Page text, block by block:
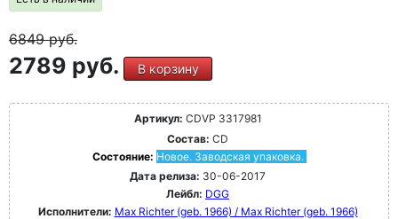
6849руб.
2789 руб. В корзину
Артикул: CDVP 3317981
Состав: CD
Состояние: Новое. Заводская упаковка.
Дата релиза: 30-06-2017
Лейбл: DGG
Исполнители: Max Richter (geb. 1966) / Max Richter (geb. 1966)